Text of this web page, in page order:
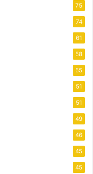
75
74
61
58
55
51
51
49
46
45
45